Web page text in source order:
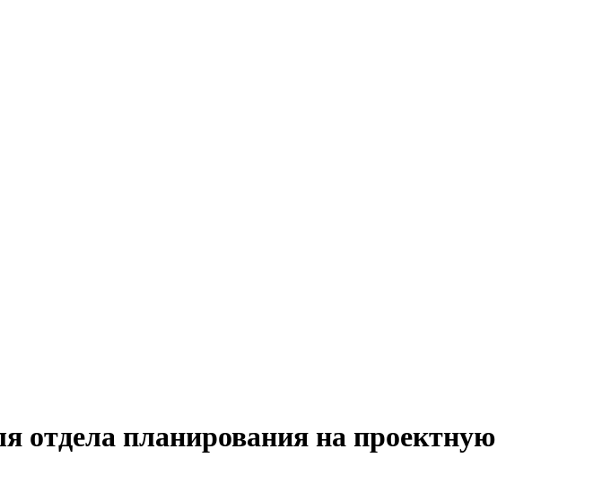
отдела планирования на проектную